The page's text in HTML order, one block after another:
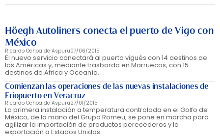
Höegh Autoliners conecta el puerto de Vigo con
México
Ricardo Ochoa de Aspuru07/06/2015
El nuevo servicio conectará al puerto vigués con 14 destinos de
las Américas y, mediante trasbordo en Marruecos, con 15
destinos de Africa y Oceanía.
Comienzan las operaciones de las nuevas instalaciones de
Friopuerto en Veracruz
Ricardo Ochoa de Aspuru27/01/2015
La primera instalación a temperatura controlada en el Golfo de
México, de la mano del Grupo Romeu, se pone en marcha para
agilizar la importación de productos perecederos y la
exportación a Estados Unidos.